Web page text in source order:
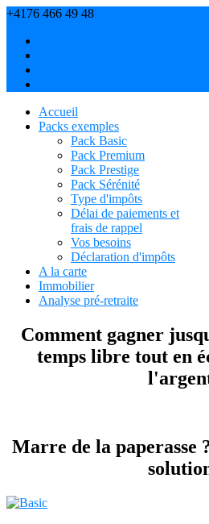
+4176 466 49 48
Accueil
Packs exemples
Pack Basic
Pack Premium
Pack Prestige
Pack Sérénité
Type d'impôts
Délai de paiements et
frais de rappel
Vos besoins
Déclaration d'impôts
A la carte
Immobilier
Analyse pré-retraite
Comment gagner
temps libre tout en
Marre de la paperasse